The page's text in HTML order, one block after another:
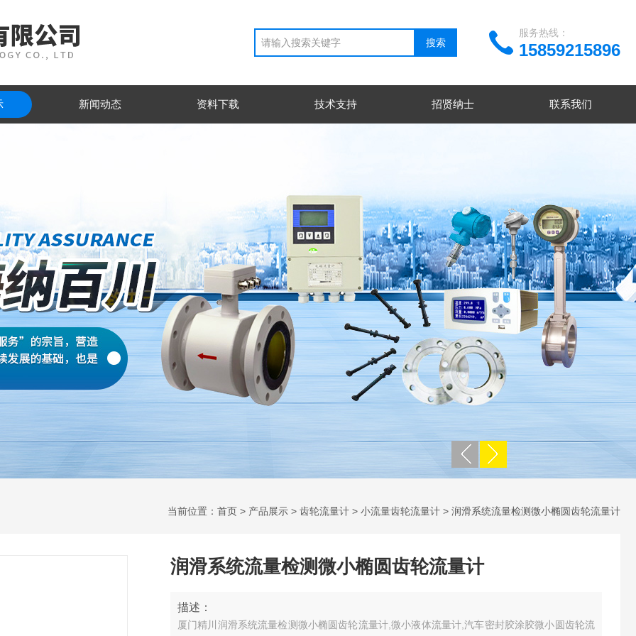
15859215896
服务热线：
新闻动态 资料下载 技术支持 招贤纳士 联系我们
当前位置： 首页 > 产品展示 > 齿轮流量计 > 小流量齿轮流量计 > 润滑系统流量检测微小椭圆齿轮流量计
润滑系统流量检测微小椭圆齿轮流量计
描述：
厦门精川润滑系统流量检测微小椭圆齿轮流量计,微小液体流量计,汽车密封胶涂胶微小圆齿轮流